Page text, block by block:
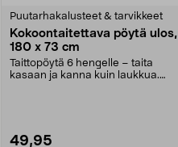
Puutarhakalusteet & tarvikkeet
Kokoontaitettava pöytä ulos,
180 x 73 cm
Taittopöytä 6 hengelle – taita
kasaan ja kanna kuin laukkua.
49,95